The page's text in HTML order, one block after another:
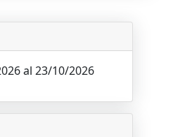
al 23/10/2026